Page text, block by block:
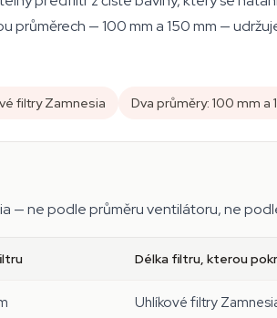
průměrech — 100 mm a 150 mm —
filtry Zamnesia Dva průměry: 100 mm a
— ne podle průměru ventilátoru, ne
Délka filtru, kterou
Uhlíkové filtry